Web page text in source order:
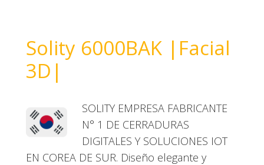
Solity 6000BAK |Facial
3D|
SOLITY EMPRESA FABRICANTE
N° 1 DE CERRADURAS
DIGITALES Y SOLUCIONES IOT
EN COREA DE SUR. Diseño elegante y